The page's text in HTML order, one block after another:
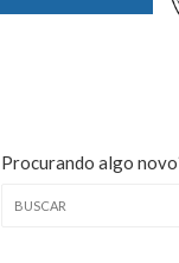
Procurando algo